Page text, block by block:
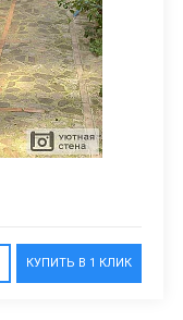
КУПИТЬ В 1 КЛИК